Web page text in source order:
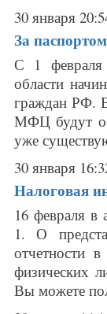
30 января
За
С 1 февраля
области
граждан РФ. В
МФЦ будут
уже
30 января
Налоговая
16 февраля в
1. О
отчетности
физических
Вы можете